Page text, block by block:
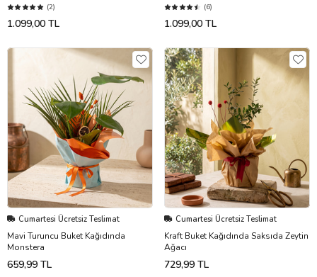
(2)
1.099,00 TL
(6)
1.099,00 TL
Cumartesi Ücretsiz Teslimat
Mavi Turuncu Buket Kağıdında
Monstera
659,99 TL
Cumartesi Ücretsiz Teslimat
Kraft Buket Kağıdında Saksıda Zeytin
Ağacı
729,99 TL